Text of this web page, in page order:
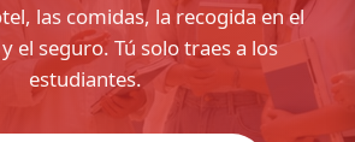
las comidas, la recogida en el
el seguro. Tú solo traes a los
estudiantes.